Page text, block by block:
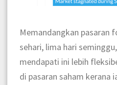
Memandangkan pasaran
sehari, lima hari
mendapati ini lebih
di pasaran saham kerana